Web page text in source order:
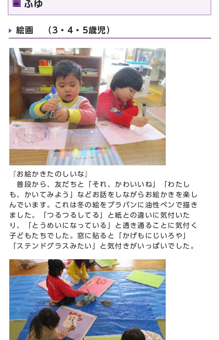
ふゆ
絵画 （3・4・5歳児）
『お絵かきたのしいな』
普段から、友だちと「それ、かわいいね」「わたし
も、かいてみよう」などお話をしながらお絵かきを楽し
んでいます。これは冬の絵をプラバンに油性ペンで描き
ました。「つるつるしてる」と紙との違いに気付いた
り、「とうめいになっている」と透き通ることに気付く
子どもたちでした。窓に貼ると「かげもにじいろや」
「ステンドグラスみたい」と気付きがいっぱいでした。